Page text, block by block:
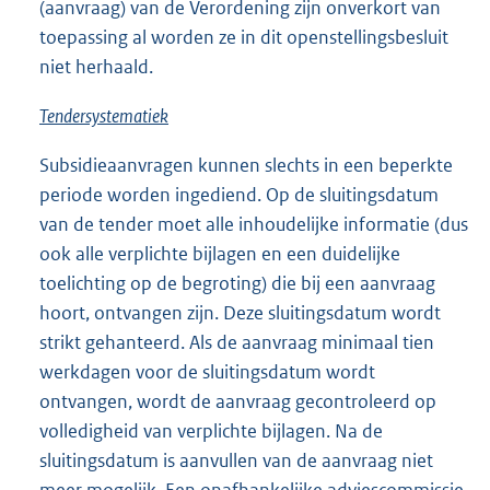
(aanvraag) van de Verordening zijn onverkort van
toepassing al worden ze in dit openstellingsbesluit
niet herhaald.
Tendersystematiek
Subsidieaanvragen kunnen slechts in een beperkte
periode worden ingediend. Op de sluitingsdatum
van de tender moet alle inhoudelijke informatie (dus
ook alle verplichte bijlagen en een duidelijke
toelichting op de begroting) die bij een aanvraag
hoort, ontvangen zijn. Deze sluitingsdatum wordt
strikt gehanteerd. Als de aanvraag minimaal tien
werkdagen voor de sluitingsdatum wordt
ontvangen, wordt de aanvraag gecontroleerd op
volledigheid van verplichte bijlagen. Na de
sluitingsdatum is aanvullen van de aanvraag niet